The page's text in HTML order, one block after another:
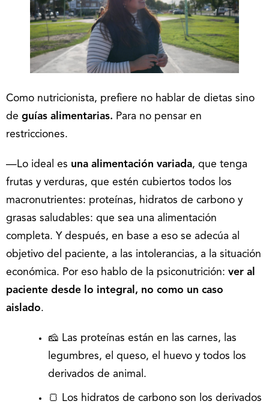
Como nutricionista, prefiere no hablar de dietas sino
de guías alimentarias. Para no pensar en
restricciones.
—Lo ideal es una alimentación variada, que tenga
frutas y verduras, que estén cubiertos todos los
macronutrientes: proteínas, hidratos de carbono y
grasas saludables: que sea una alimentación
completa. Y después, en base a eso se adecúa al
objetivo del paciente, a las intolerancias, a la situación
económica. Por eso hablo de la psiconutrición: ver al
paciente desde lo integral, no como un caso
aislado.
🧀 Las proteínas están en las carnes, las
legumbres, el queso, el huevo y todos los
derivados de animal.
🍞 Los hidratos de carbono son los derivados